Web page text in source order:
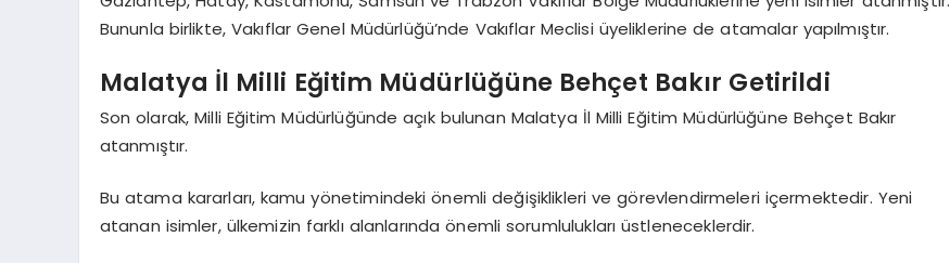
Bununla birlikte, Vakıflar Genel Müdürlüğü’nde Vakıflar Meclisi üyeliklerine de atamalar yapılmıştır.
Malatya İl Milli Eğitim Müdürlüğüne Behçet Bakır Getirildi
Son olarak, Milli Eğitim Müdürlüğünde açık bulunan Malatya İl Milli Eğitim Müdürlüğüne Behçet Bakır
atanmıştır.
Bu atama kararları, kamu yönetimindeki önemli değişiklikleri ve görevlendirmeleri içermektedir. Yeni
atanan isimler, ülkemizin farklı alanlarında önemli sorumlulukları üstleneceklerdir.